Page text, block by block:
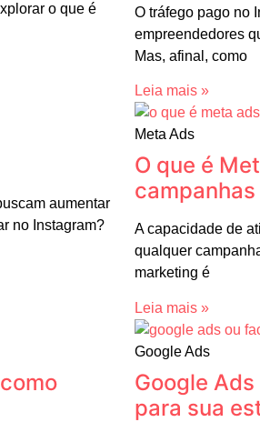
o que é
O tráfego pago no
empreendedores
Mas, afinal, como
Leia mais »
aumentar
no Instagram?
Meta Ads
O que é
A capacidade de
qualquer
marketing é
Leia mais »
Google Ads
Google
para sua